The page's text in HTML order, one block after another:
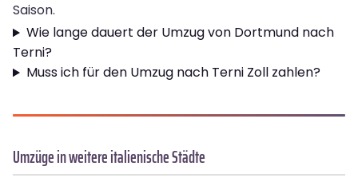
Saison.
Wie lange dauert der Umzug von Dortmund nach
Terni?
Muss ich für den Umzug nach Terni Zoll zahlen?
Umzüge in weitere italienische Städte